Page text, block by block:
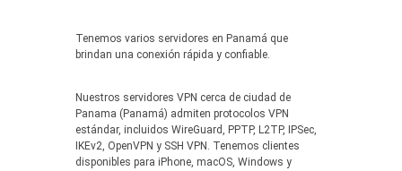
Tenemos varios servidores en Panamá que
brindan una conexión rápida y confiable.
Nuestros servidores VPN cerca de ciudad de
Panama (Panamá) admiten protocolos VPN
estándar, incluidos WireGuard, PPTP, L2TP, IPSec,
IKEv2, OpenVPN y SSH VPN. Tenemos clientes
disponibles para iPhone, macOS, Windows y